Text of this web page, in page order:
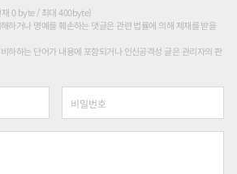
재 0 byte / 최대 400byte)
하거나 명예를 훼손하는 댓글은 관련 법률에 의해 제재를 받을
하하는 단어가 내용에 포함되거나 인신공격성 글은 관리자의 판